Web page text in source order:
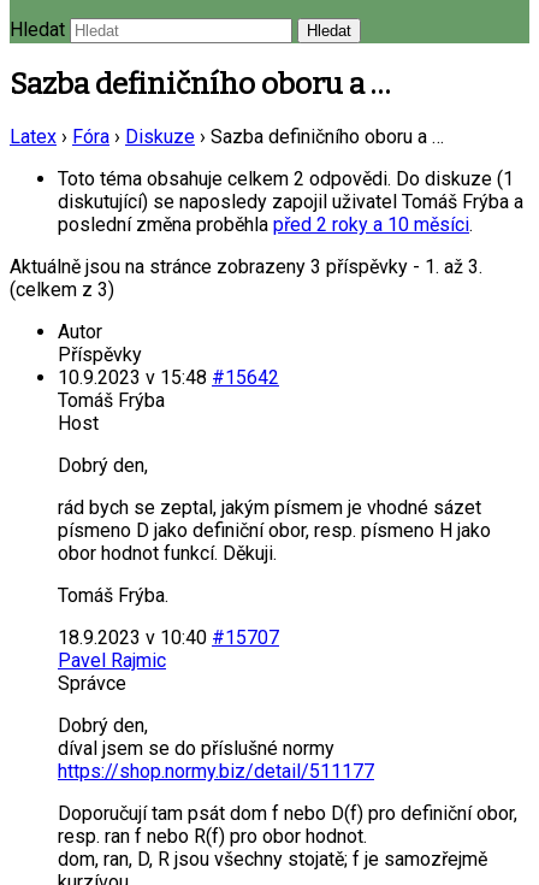
Hledat
Sazba definičního oboru a …
Latex › Fóra › Diskuze › Sazba definičního oboru a …
Toto téma obsahuje celkem 2 odpovědi. Do diskuze (1
diskutující) se naposledy zapojil uživatel Tomáš Frýba a
poslední změna proběhla před 2 roky a 10 měsíci.
Aktuálně jsou na stránce zobrazeny 3 příspěvky - 1. až 3.
(celkem z 3)
Autor
Příspěvky
10.9.2023 v 15:48 #15642
Tomáš Frýba
Host
Dobrý den,
rád bych se zeptal, jakým písmem je vhodné sázet
písmeno D jako definiční obor, resp. písmeno H jako
obor hodnot funkcí. Děkuji.
Tomáš Frýba.
18.9.2023 v 10:40 #15707
Pavel Rajmic
Správce
Dobrý den,
díval jsem se do příslušné normy
https://shop.normy.biz/detail/511177
Doporučují tam psát dom f nebo D(f) pro definiční obor,
resp. ran f nebo R(f) pro obor hodnot.
dom, ran, D, R jsou všechny stojatě; f je samozřejmě